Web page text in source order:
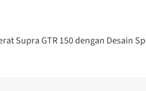
Supra GTR 150 dengan Desain